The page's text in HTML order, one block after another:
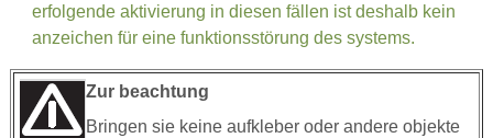
erfolgende aktivierung in diesen fällen ist deshalb kein
anzeichen für eine funktionsstörung des systems.
Zur beachtung
Bringen sie keine aufkleber oder andere objekte